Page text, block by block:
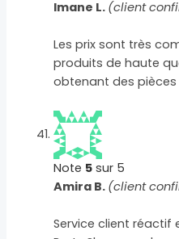
Imane L. (client
Les prix sont très
produits de haute
obtenant des
Note 5 sur 5
Amira B. (client
Service client réactif